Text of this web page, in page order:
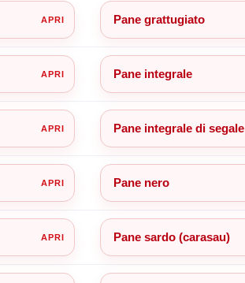
Pane grattugiato
Pane integrale
Pane integrale di segale
Pane nero
Pane sardo (carasau)